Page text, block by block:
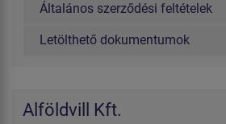
Általános szerződési feltételek
Letölthető dokumentumok
Alföldvill Kft.